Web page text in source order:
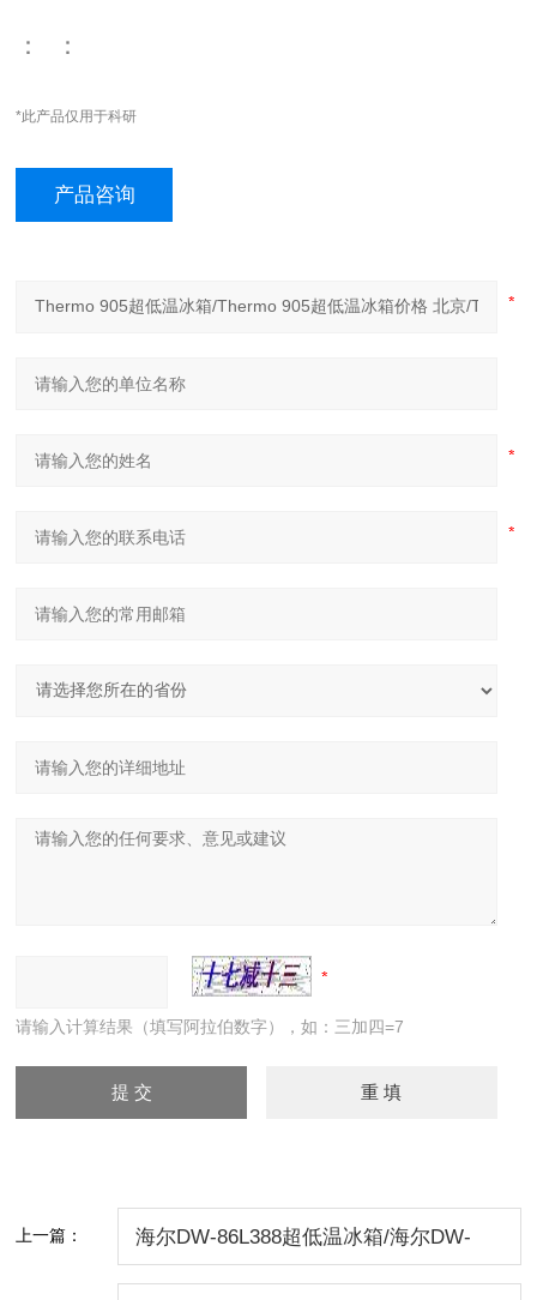
： ：
*此产品仅用于科研
产品咨询
请输入计算结果（填写阿拉伯数字），如：三加四=7
上一篇： 海尔DW-86L388超低温冰箱/海尔DW-